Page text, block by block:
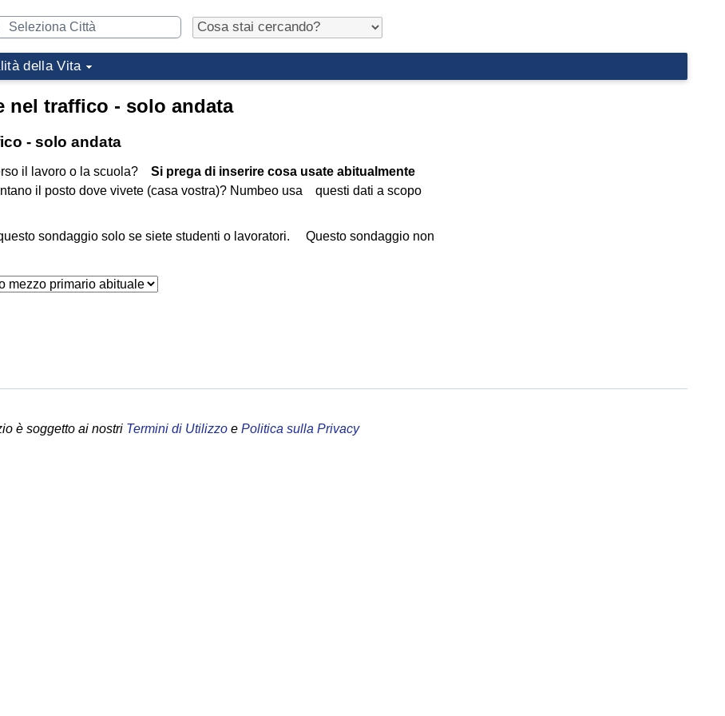
della Vita
nel traffico - solo andata
- solo andata
il lavoro o la scuola? Si prega di inserire cosa usate abitualmente
il posto dove vivete (casa vostra)? Numbeo usa questi dati a scopo
sondaggio solo se siete studenti o lavoratori. Questo sondaggio non
è soggetto ai nostri Termini di Utilizzo e Politica sulla Privacy